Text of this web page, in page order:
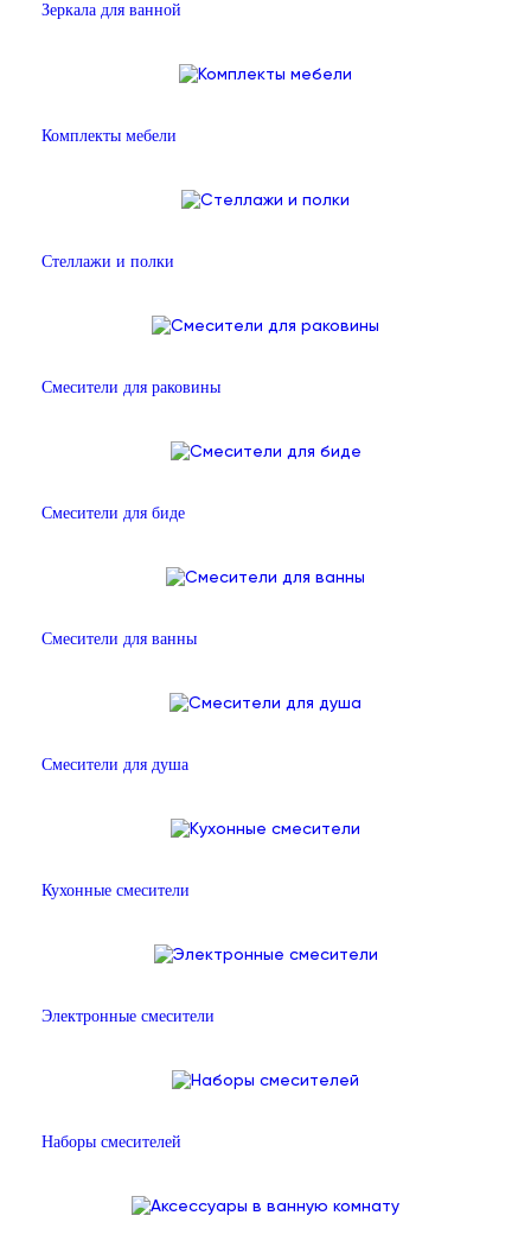
Зеркала для ванной
Комплекты мебели
Стеллажи и полки
Смесители для раковины
Смесители для биде
Смесители для ванны
Смесители для душа
Кухонные смесители
Электронные смесители
Наборы смесителей